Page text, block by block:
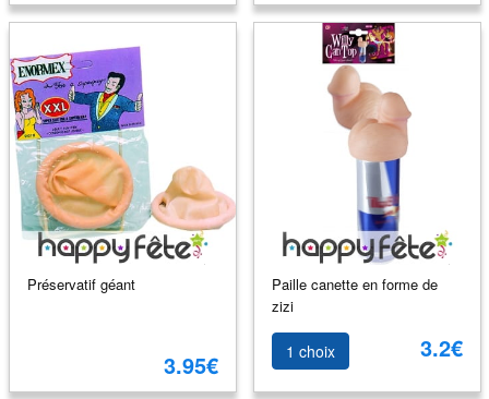
Préservatif géant
3.95€
Paille canette en forme de
zizi
1 choix 3.2€